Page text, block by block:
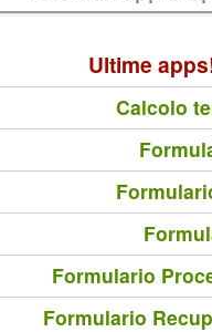
Ultime
Calcolo
Formulario
Formulario